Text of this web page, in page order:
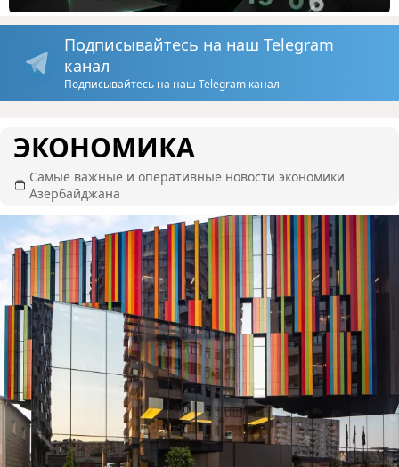
Подписывайтесь на наш Telegram
канал
Подписывайтесь на наш Telegram канал
ЭКОНОМИКА
Самые важные и оперативные новости экономики
Азербайджана